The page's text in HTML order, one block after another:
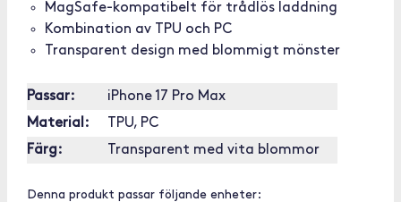
MagSafe-kompatibelt för trådlös laddning
Kombination av TPU och PC
Transparent design med blommigt mönster
Passar:
iPhone 17 Pro Max
Material:
TPU, PC
Färg:
Transparent med vita blommor
Denna produkt passar följande enheter: